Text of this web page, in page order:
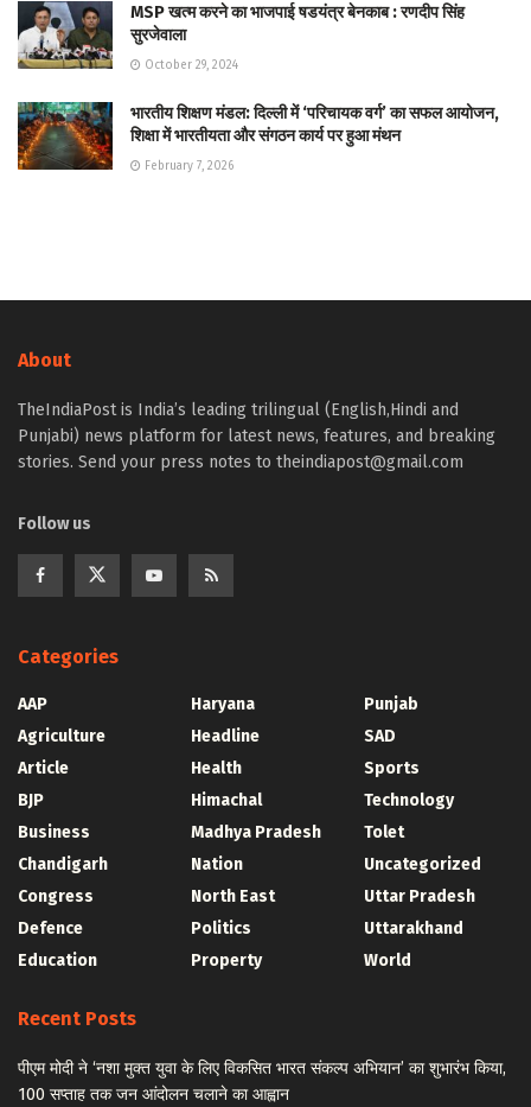
MSP खत्म करने का भाजपाई षडयंत्र बेनकाब : रणदीप सिंह
सुरजेवाला
October 29, 2024
भारतीय शिक्षण मंडल: दिल्ली में ‘परिचायक वर्ग’ का सफल आयोजन,
शिक्षा में भारतीयता और संगठन कार्य पर हुआ मंथन
February 7, 2026
About
TheIndiaPost is India’s leading trilingual (English,Hindi and
Punjabi) news platform for latest news, features, and breaking
stories. Send your press notes to theindiapost@gmail.com
Follow us
Categories
AAP
Agriculture
Article
BJP
Business
Chandigarh
Congress
Defence
Education
Haryana
Headline
Health
Himachal
Madhya Pradesh
Nation
North East
Politics
Property
Punjab
SAD
Sports
Technology
Tolet
Uncategorized
Uttar Pradesh
Uttarakhand
World
Recent Posts
पीएम मोदी ने ‘नशा मुक्त युवा के लिए विकसित भारत संकल्प अभियान’ का शुभारंभ किया,
100 सप्ताह तक जन आंदोलन चलाने का आह्वान